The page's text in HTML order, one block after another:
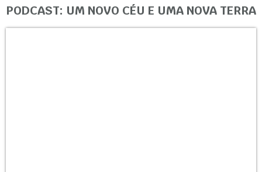
PODCAST: UM NOVO CÉU E UMA NOVA TERRA